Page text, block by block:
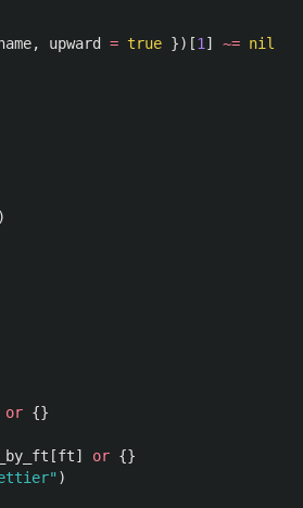
, upward = true })[1 ] ~= nil
)
or {}
[ft] or {}
)